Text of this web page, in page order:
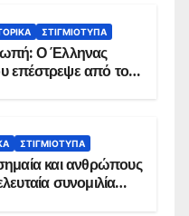
ΣΤΙΓΜΙΌΤΥΠΑ
Ο Έλληνας
επέστρεψε από το
ΣΤΙΓΜΙΌΤΥΠΑ
και ανθρώπους
συνομιλία